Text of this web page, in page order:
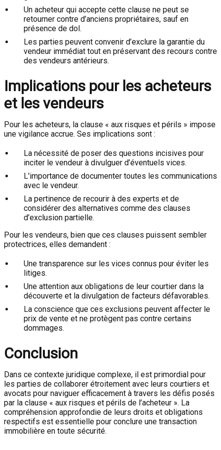
Un acheteur qui accepte cette clause ne peut se
retourner contre d’anciens propriétaires, sauf en
présence de dol.
Les parties peuvent convenir d’exclure la garantie du
vendeur immédiat tout en préservant des recours contre
des vendeurs antérieurs.
Implications pour les acheteurs
et les vendeurs
Pour les acheteurs, la clause « aux risques et périls » impose
une vigilance accrue. Ses implications sont :
La nécessité de poser des questions incisives pour
inciter le vendeur à divulguer d’éventuels vices.
L'importance de documenter toutes les communications
avec le vendeur.
La pertinence de recourir à des experts et de
considérer des alternatives comme des clauses
d’exclusion partielle.
Pour les vendeurs, bien que ces clauses puissent sembler
protectrices, elles demandent :
Une transparence sur les vices connus pour éviter les
litiges.
Une attention aux obligations de leur courtier dans la
découverte et la divulgation de facteurs défavorables.
La conscience que ces exclusions peuvent affecter le
prix de vente et ne protègent pas contre certains
dommages.
Conclusion
Dans ce contexte juridique complexe, il est primordial pour
les parties de collaborer étroitement avec leurs courtiers et
avocats pour naviguer efficacement à travers les défis posés
par la clause « aux risques et périls de l’acheteur ». La
compréhension approfondie de leurs droits et obligations
respectifs est essentielle pour conclure une transaction
immobilière en toute sécurité.